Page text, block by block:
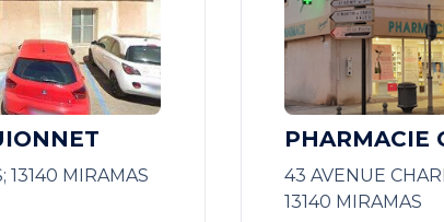
13140 MIRAMAS
PHARMACIE
43 AVENUE
13140 MIRAMAS